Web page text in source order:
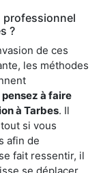
professionnel
?
de ces
les méthodes
pensez à faire
à Tarbes. Il
si vous
afin de
fait ressentir, il